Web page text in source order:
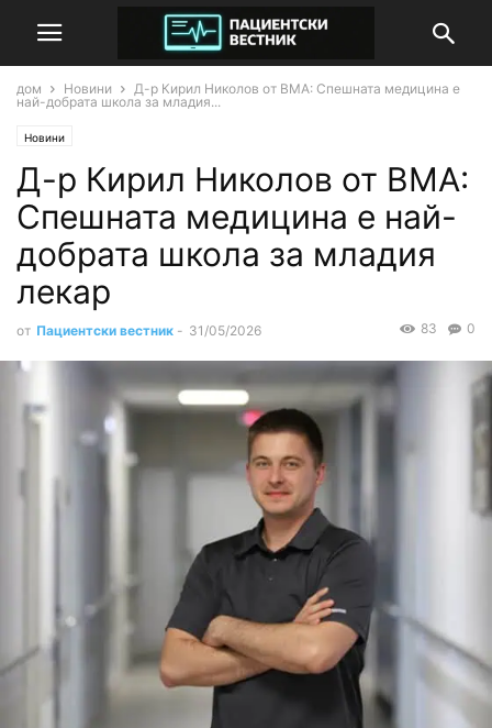
дом Новини
Д-р Кирил Николов от ВМА: Спешната медицина е
най-добрата школа за младия...
Новини
Д-р Кирил Николов от ВМА:
Спешната медицина е най-
добрата школа за младия
лекар
от Пациентски вестник - 31/05/2026 0
83